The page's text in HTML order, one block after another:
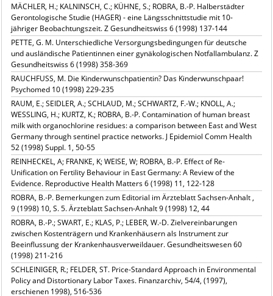
MÄCHLER, H.; KALNINSCH, C.; KÜHNE, S.; ROBRA, B.-P. Halberstädter
Gerontologische Studie (HAGER) - eine Längsschnittstudie mit 10-
jähriger Beobachtungszeit. Z Gesundheitswiss 6 (1998) 137-144
PETTE, G. M. Unterschiedliche Versorgungsbedingungen für deutsche
und ausländische Patientinnen einer gynäkologischen Notfallambulanz. Z
Gesundheitswiss 6 (1998) 358-369
RAUCHFUSS, M. Die Kinderwunschpatientin? Das Kinderwunschpaar!
Psychomed 10 (1998) 229-235
RAUM, E.; SEIDLER, A.; SCHLAUD, M.; SCHWARTZ, F.-W.; KNOLL, A.;
WESSLING, H.; KURTZ, K.; ROBRA, B.-P. Contamination of human breast
milk with organochlorine residues: a comparison between East and West
Germany through sentinel practice networks. J Epidemiol Comm Health
52 (1998) Suppl. 1, 50-55
REINHECKEL, A; FRANKE, K; WEISE, W; ROBRA, B.-P. Effect of Re-
Unification on Fertility Behaviour in East Germany: A Review of the
Evidence. Reproductive Health Matters 6 (1998) 11, 122-128
ROBRA, B.-P. Bemerkungen zum Editorial im Ärzteblatt Sachsen-Anhalt ,
9 (1998) 10, S. 5. Ärzteblatt Sachsen-Anhalt 9 (1998) 12, 44
ROBRA, B.-P.; SWART, E.; KLAS, P.; LEBER, W.-D. Zielvereinbarungen
zwischen Kostenträgern und Krankenhäusern als Instrument zur
Beeinflussung der Krankenhausverweildauer. Gesundheitswesen 60
(1998) 211-216
SCHLEINIGER, R.; FELDER, ST. Price-Standard Approach in Environmental
Policy and Distortionary Labor Taxes. Finanzarchiv, 54/4, (1997),
erschienen 1998), 516-536